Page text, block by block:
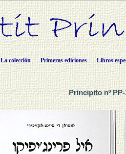
La colección Primeras ediciones Libros
Principito nº